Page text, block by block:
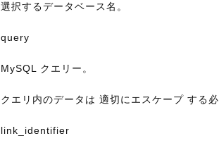
選択するデータベース名。
query
MySQL クエリー。
クエリ内のデータは 適切にエスケープ する必
link_identifier